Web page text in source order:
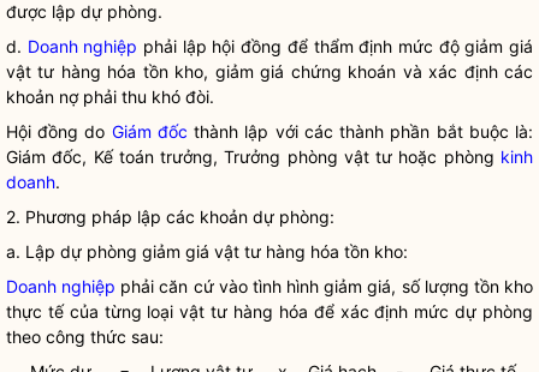
được lập dự phòng.
d. Doanh nghiệp phải lập hội đồng để thẩm định mức độ giảm giá
vật tư hàng hóa tồn kho, giảm giá chứng khoán và xác định các
khoản nợ phải thu khó đòi.
Hội đồng do Giám đốc thành lập với các thành phần bắt buộc là:
Giám đốc, Kế toán trưởng, Trưởng phòng vật tư hoặc phòng kinh
doanh.
2. Phương pháp lập các khoản dự phòng:
a. Lập dự phòng giảm giá vật tư hàng hóa tồn kho:
Doanh nghiệp phải căn cứ vào tình hình giảm giá, số lượng tồn kho
thực tế của từng loại vật tư hàng hóa để xác định mức dự phòng
theo công thức sau: